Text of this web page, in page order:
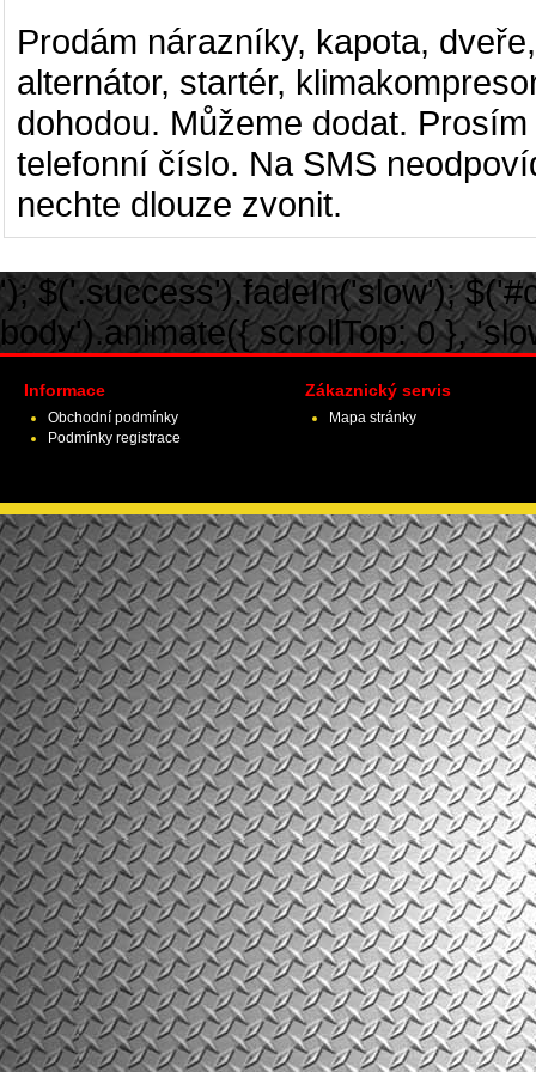
Prodám nárazníky, kapota,
alternátor, startér,
dohodou. Můžeme dodat.
telefonní číslo. Na SMS
nechte dlouze zvonit.
'); $('.success').fadeIn('slow');
body').animate({ scrollTop: 0 },
Informace
Obchodní podmínky
Podmínky registrace
Zákaznický servis
Mapa stránky